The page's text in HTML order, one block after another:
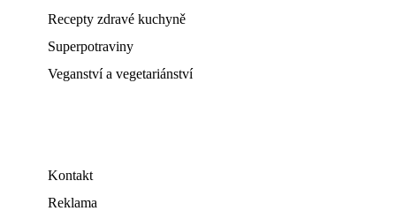
Recepty zdravé kuchyně
Superpotraviny
Veganství a vegetariánství
Kontakt
Reklama